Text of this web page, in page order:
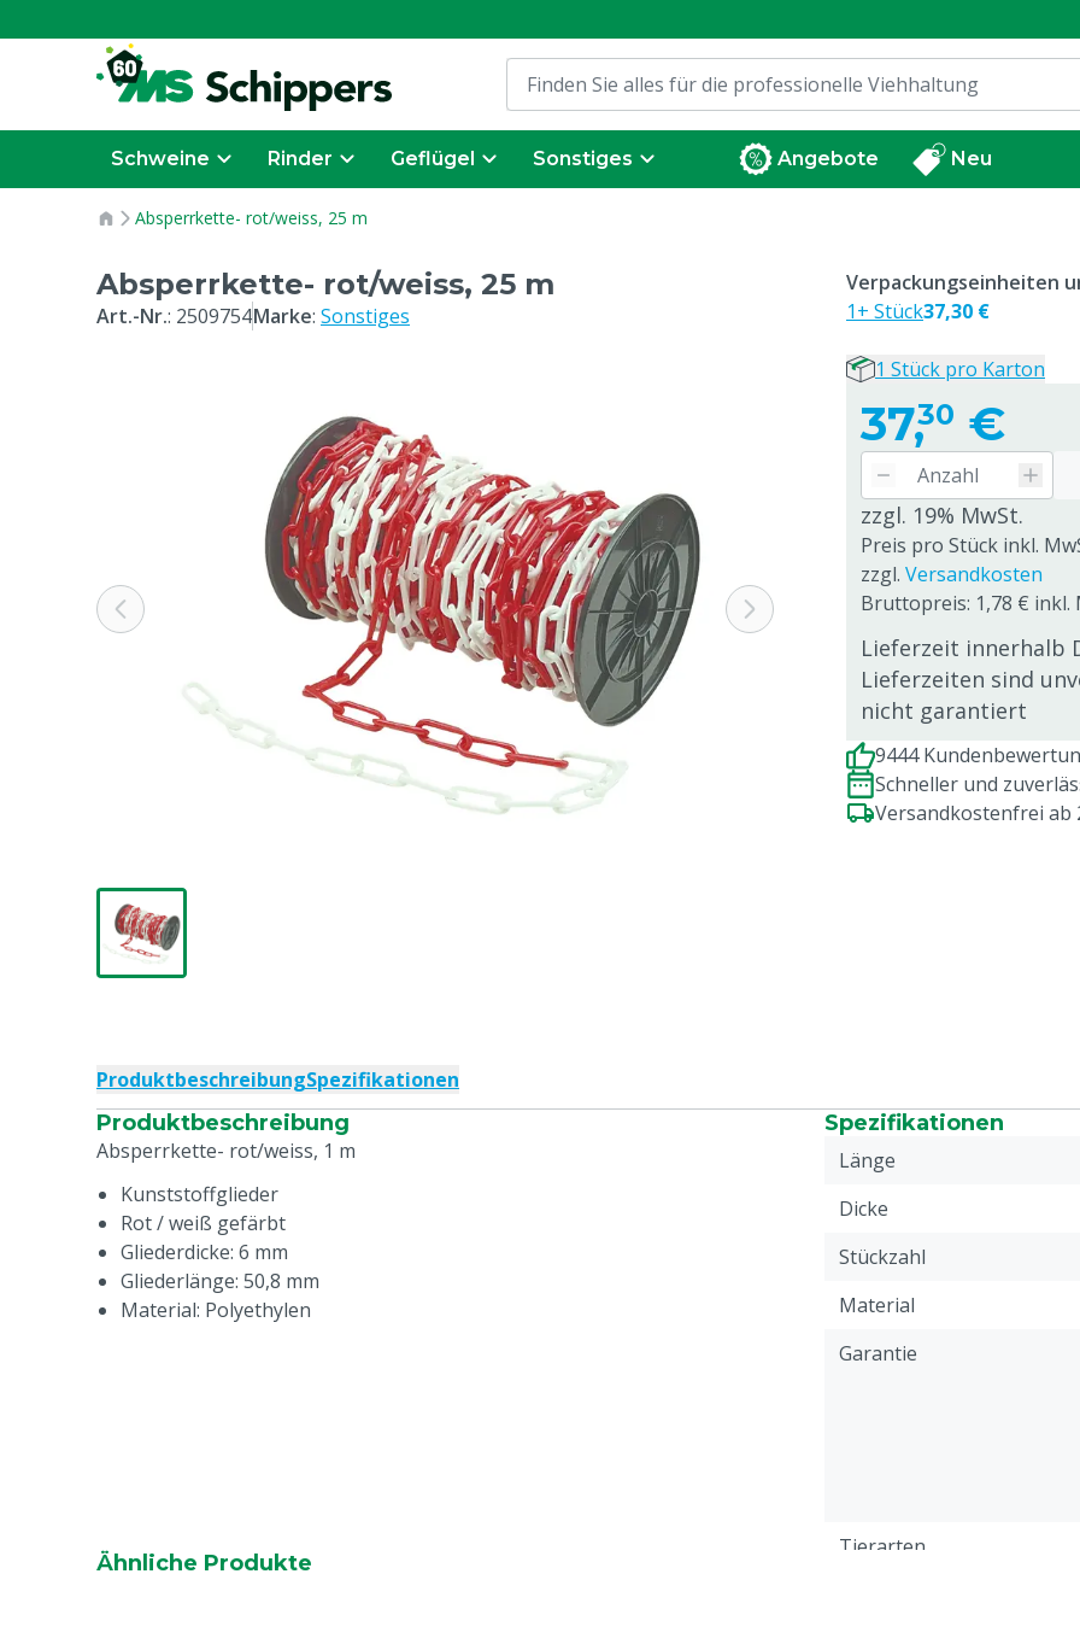
Schweine Rinder Geflügel Sonstiges Angebote Neu
Absperrkette- rot/weiss, 25 m
Absperrkette- rot/weiss, 25 m
Art.-Nr.: 2509754Marke: Sonstiges
37,30 €
zzgl. 19% MwSt.
Preis pro Stück inkl.
zzgl. Versandkosten
Bruttopreis: 1,78 € inkl.
Lieferzeit innerhalb
Lieferzeiten sind
nicht garantiert
Verpackungseinheiten
1+ Stück37,30 €
1 Stück pro Karton
9444
Schneller und
Versandkostenfrei ab
ProduktbeschreibungSpezifikationen
Produktbeschreibung
Absperrkette- rot/weiss, 1 m
Kunststoffglieder
Rot / weiß gefärbt
Gliederdicke: 6 mm
Gliederlänge: 50,8 mm
Material: Polyethylen
Spezifikationen
Länge
Dicke
Stückzahl
Material
Garantie
Tierarten
Ähnliche Produkte